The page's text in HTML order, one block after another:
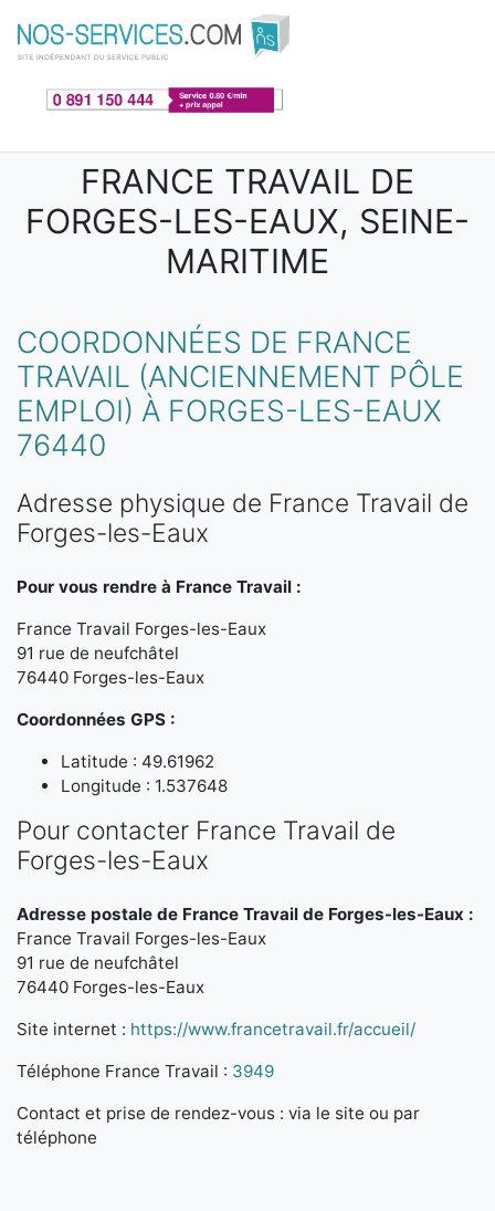
Aller au contenu principal
FRANCE TRAVAIL DE
FORGES-LES-EAUX, SEINE-
MARITIME
COORDONNÉES DE FRANCE
TRAVAIL (ANCIENNEMENT PÔLE
EMPLOI) À FORGES-LES-EAUX
76440
Adresse physique de France Travail de
Forges-les-Eaux
Pour vous rendre à France Travail :
France Travail Forges-les-Eaux
91 rue de neufchâtel
76440 Forges-les-Eaux
Coordonnées GPS :
Latitude : 49.61962
Longitude : 1.537648
Pour contacter France Travail de
Forges-les-Eaux
Adresse postale de France Travail de Forges-les-Eaux :
France Travail Forges-les-Eaux
91 rue de neufchâtel
76440 Forges-les-Eaux
Site internet : https://www.francetravail.fr/accueil/
Téléphone France Travail : 3949
Contact et prise de rendez-vous : via le site ou par
téléphone